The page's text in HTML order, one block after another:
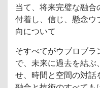
当て、将来完璧な融合
付着し、信じ、懸念ウ
向について
そすべてがウブロブラ
で、未来に過去を結ぶ
せ、時間と空間の対話